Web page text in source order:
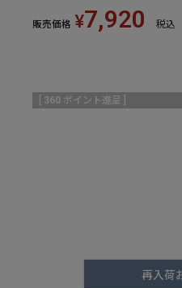
販売価格 ¥7,920 税込
360 ポイント進呈 ]
再入荷